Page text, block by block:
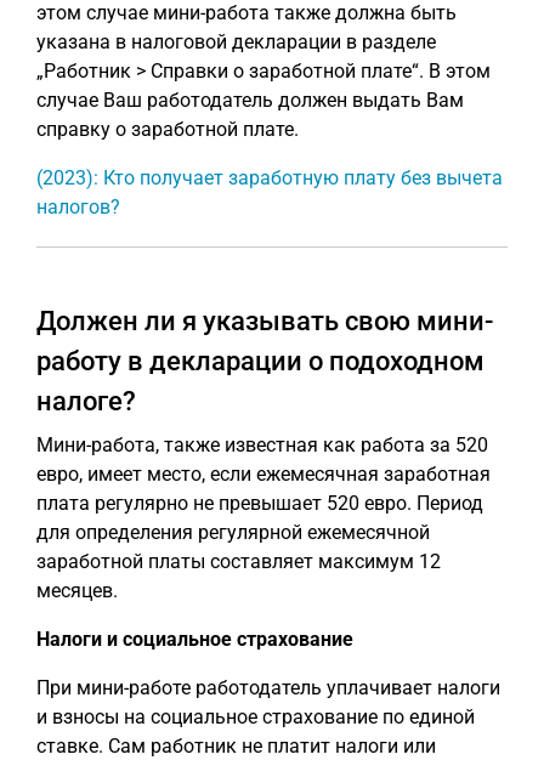
этом случае мини-работа также должна быть
указана в налоговой декларации в разделе
„Работник > Справки о заработной плате“. В этом
случае Ваш работодатель должен выдать Вам
справку о заработной плате.
(2023): Кто получает заработную плату без вычета
налогов?
Должен ли я указывать свою мини-
работу в декларации о подоходном
налоге?
Мини-работа, также известная как работа за 520
евро, имеет место, если ежемесячная заработная
плата регулярно не превышает 520 евро. Период
для определения регулярной ежемесячной
заработной платы составляет максимум 12
месяцев.
Налоги и социальное страхование
При мини-работе работодатель уплачивает налоги
и взносы на социальное страхование по единой
ставке. Сам работник не платит налоги или